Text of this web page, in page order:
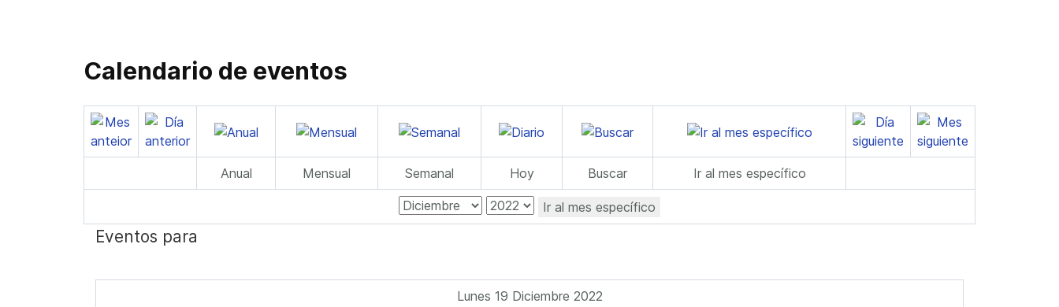
Calendario de eventos
Anual Mensual Semanal Hoy Buscar Ir al mes específico
Ir al mes específico
Eventos para
Lunes 19 Diciembre 2022